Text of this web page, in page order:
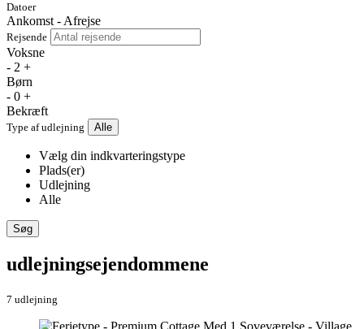
Datoer
Ankomst - Afrejse
Rejsende
Voksne
- 2 +
Børn
- 0 +
Bekræft
Type af udlejning Alle
Vælg din indkvarteringstype
Plads(er)
Udlejning
Alle
Søg
udlejningsejendommene
7 udlejning